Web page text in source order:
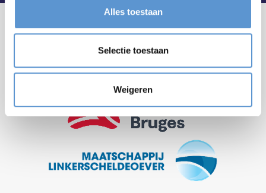
Alles toestaan
Selectie toestaan
Weigeren